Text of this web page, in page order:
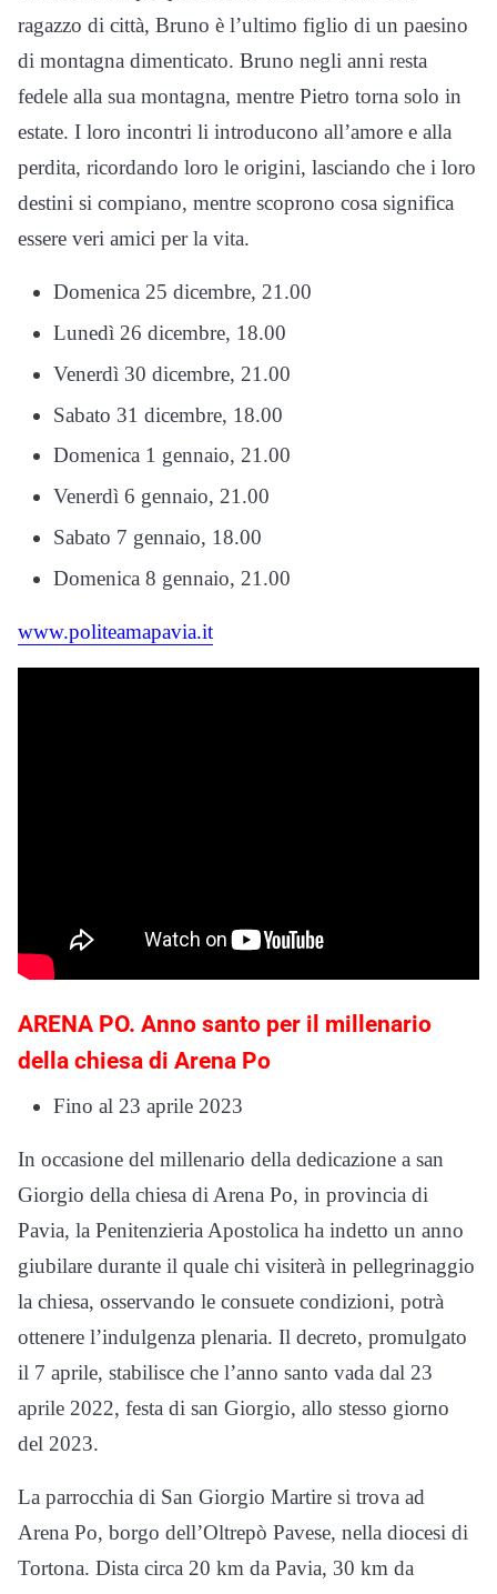
ragazzo di città, Bruno è l’ultimo figlio di un paesino
di montagna dimenticato. Bruno negli anni resta
fedele alla sua montagna, mentre Pietro torna solo in
estate. I loro incontri li introducono all’amore e alla
perdita, ricordando loro le origini, lasciando che i loro
destini si compiano, mentre scoprono cosa significa
essere veri amici per la vita.
Domenica 25 dicembre, 21.00
Lunedì 26 dicembre, 18.00
Venerdì 30 dicembre, 21.00
Sabato 31 dicembre, 18.00
Domenica 1 gennaio, 21.00
Venerdì 6 gennaio, 21.00
Sabato 7 gennaio, 18.00
Domenica 8 gennaio, 21.00
www.politeamapavia.it
ARENA PO. Anno santo per il millenario
della chiesa di Arena Po
Fino al 23 aprile 2023
In occasione del millenario della dedicazione a san
Giorgio della chiesa di Arena Po, in provincia di
Pavia, la Penitenzieria Apostolica ha indetto un anno
giubilare durante il quale chi visiterà in pellegrinaggio
la chiesa, osservando le consuete condizioni, potrà
ottenere l’indulgenza plenaria. Il decreto, promulgato
il 7 aprile, stabilisce che l’anno santo vada dal 23
aprile 2022, festa di san Giorgio, allo stesso giorno
del 2023.
La parrocchia di San Giorgio Martire si trova ad
Arena Po, borgo dell’Oltrepò Pavese, nella diocesi di
Tortona. Dista circa 20 km da Pavia, 30 km da